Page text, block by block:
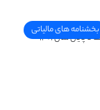
بخشنامه های مالیاتی